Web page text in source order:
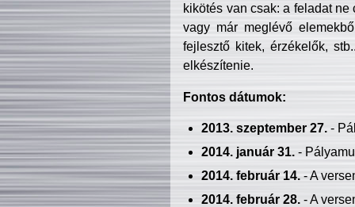
kikötés van csak: a feladat
vagy már meglévő
fejlesztő kitek, érzékelők,
elkészítenie.
Fontos dátumok:
2013. szeptember 27.-
2014. január 31.-
2014. február 14.- A
2014. február 28.- A